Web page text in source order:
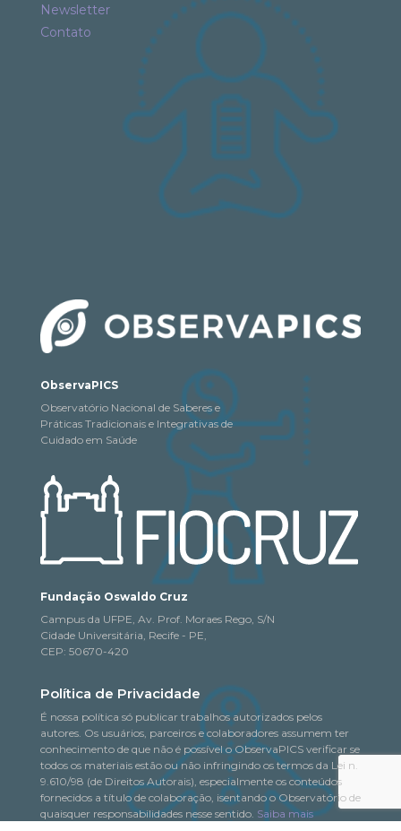
Newsletter
Contato
ObservaPICS
Observatório Nacional de Saberes e
Práticas Tradicionais e Integrativas de
Cuidado em Saúde
Fundação Oswaldo Cruz
Campus da UFPE, Av. Prof. Moraes Rego, S/N
Cidade Universitária, Recife - PE,
CEP: 50670-420
Política de Privacidade
É nossa política só publicar trabalhos autorizados pelos
autores. Os usuários, parceiros e colaboradores assumem ter
conhecimento de que não é possível o ObservaPICS verificar se
todos os materiais estão ou não infringindo os termos da Lei n.
9.610/98 (de Direitos Autorais), especialmente os conteúdos
fornecidos a título de colaboração, isentando o Observatório de
quaisquer responsabilidades nesse sentido. Saiba mais